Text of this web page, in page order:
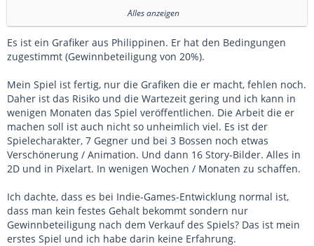
In Deutschland gibt es den Mindestlohn, daher darf es eine
reine Gewinnbeteiligung nicht geben. Du musst ihm
mindestens den Mindestlohn bezahlen.
Gewinnbeteiligungen sind möglich, wenn Punkt 1 erfüllt
ist. Dann muss es einen transparenten Vertrag geben, in
dem klar geregelt ist, unter welchen Bedingungen dein
Vertragspartner Geld bekommt. Außerdem muss
nachvollziehbar sein, wie die Firma finanziell aufgestellt
ist.
Die viel größere Frage ist doch, wie du dir die
Risikoverteilung vorstellst:
3.1. Mal angenommen, ich würde für dich arbeiten, wie
3.2. Wenn ich für dich arbeite und das Projekt scheitert,
habe ich komplett kostenlos und eventuell nur für den
Mindestlohn für dich gearbeitet und kaum etwas in die
Rente eingezahlt.
Alles anzeigen
Es ist ein Grafiker aus Philippinen. Er hat den Bedingungen
zugestimmt (Gewinnbeteiligung von 20%).
Mein Spiel ist fertig, nur die Grafiken die er macht, fehlen noch.
Daher ist das Risiko und die Wartezeit gering und ich kann in
wenigen Monaten das Spiel veröffentlichen. Die Arbeit die er
machen soll ist auch nicht so unheimlich viel. Es ist der
Spielecharakter, 7 Gegner und bei 3 Bossen noch etwas
Verschönerung / Animation. Und dann 16 Story-Bilder. Alles in
2D und in Pixelart. In wenigen Wochen / Monaten zu schaffen.
Ich dachte, dass es bei Indie-Games-Entwicklung normal ist,
dass man kein festes Gehalt bekommt sondern nur
Gewinnbeteiligung nach dem Verkauf des Spiels? Das ist mein
erstes Spiel und ich habe darin keine Erfahrung.